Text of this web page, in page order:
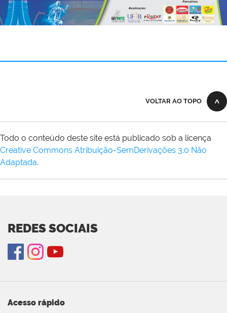
VOLTAR AO TOPO
Todo o conteúdo deste site está publicado sob a licença
Creative Commons Atribuição-SemDerivações 3.0 Não
Adaptada.
REDES SOCIAIS
Acesso rápido